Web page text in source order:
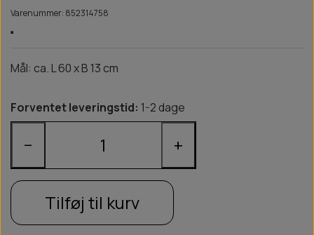
Varenummer: 852314758
Mål: ca. L 60 x B 13 cm
Forventet leveringstid: 1-2 dage
− +
Tilføj til kurv